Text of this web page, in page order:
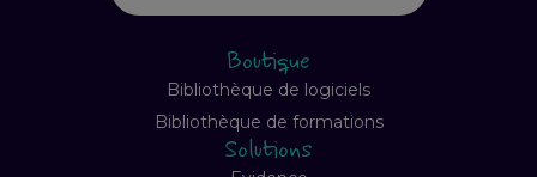
Boutique
Bibliothèque de logiciels
Bibliothèque de formations
Solutions